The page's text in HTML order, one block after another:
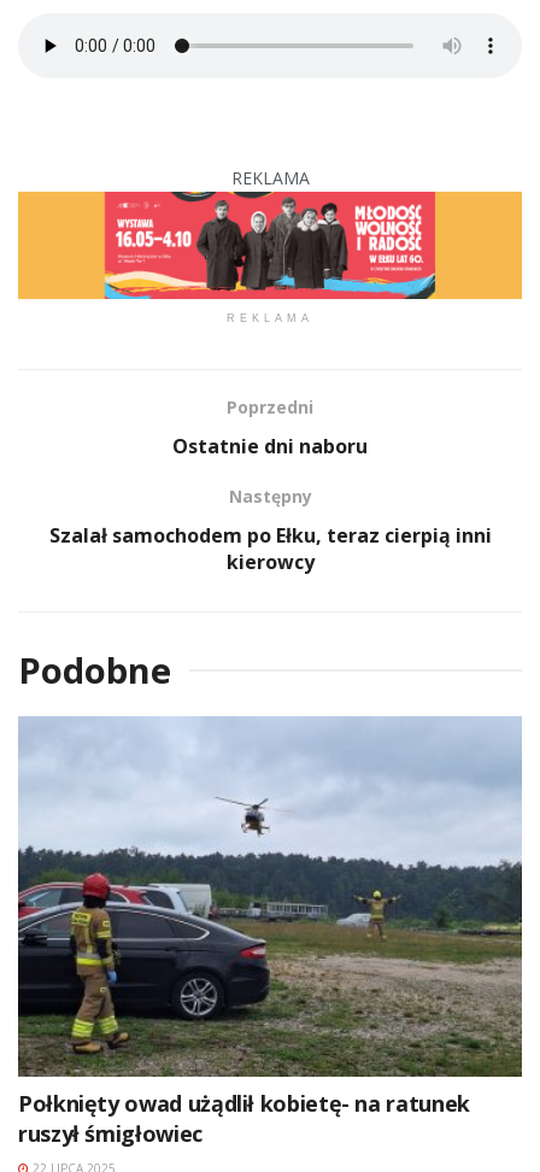
REKLAMA
REKLAMA
Poprzedni
Ostatnie dni naboru
Następny
Szalał samochodem po Ełku, teraz cierpią inni
kierowcy
Podobne
Połknięty owad użądlił kobietę- na ratunek
ruszył śmigłowiec
22 LIPCA 2025